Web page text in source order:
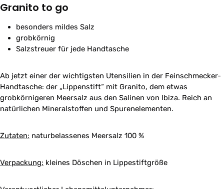
Granito to go
besonders mildes Salz
grobkörnig
Salzstreuer für jede Handtasche
Ab jetzt einer der wichtigsten Utensilien in der Feinschmecker-
Handtasche: der „Lippenstift“ mit Granito, dem etwas
grobkörnigeren Meersalz aus den Salinen von Ibiza. Reich an
natürlichen Mineralstoffen und Spurenelementen.
Zutaten: naturbelassenes Meersalz 100 %
Verpackung: kleines Döschen in Lippestiftgröße